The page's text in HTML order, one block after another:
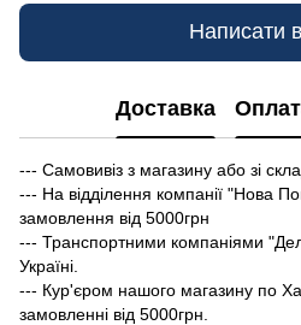
Написати
Доставка
--- Самовивіз з магазину або зі
--- На відділення компанії "Нова
замовлення від 5000грн
--- Транспортними компаніями
Україні.
--- Кур'єром нашого магазину по
замовленні від 5000грн.